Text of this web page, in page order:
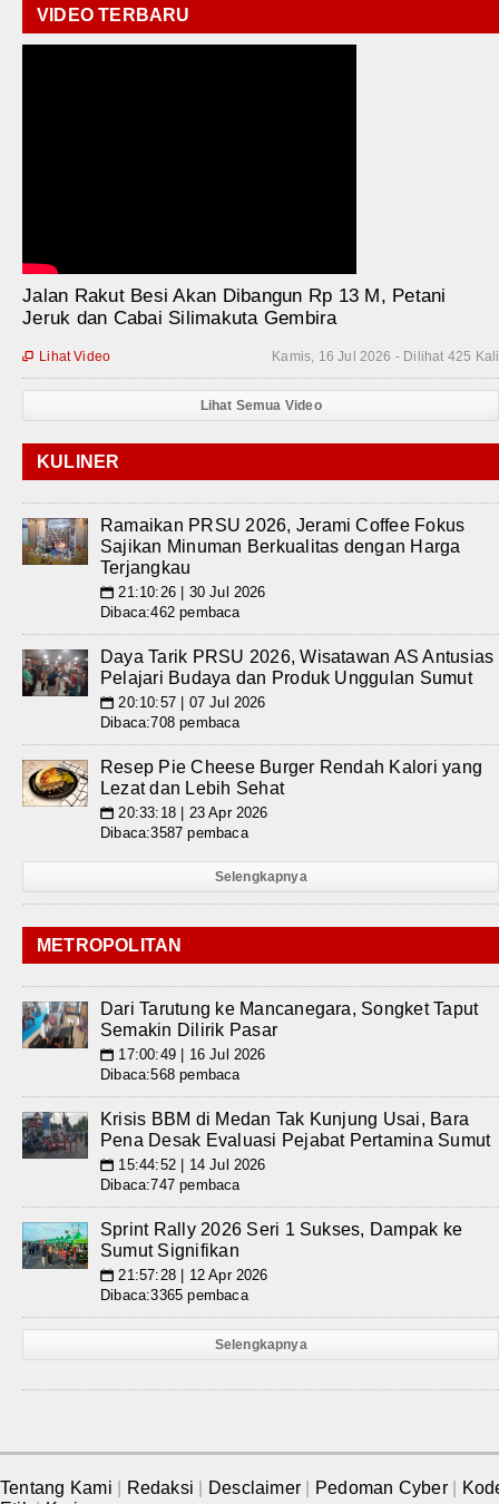
VIDEO TERBARU
Jalan Rakut Besi Akan Dibangun Rp 13 M, Petani
Jeruk dan Cabai Silimakuta Gembira
Kamis, 16 Jul 2026 - Dilihat 425 Kali
 Lihat Video
Lihat Semua Video
KULINER
Ramaikan PRSU 2026, Jerami Coffee Fokus
Sajikan Minuman Berkualitas dengan Harga
Terjangkau
📅 21:10:26 | 30 Jul 2026
Dibaca:462 pembaca
Daya Tarik PRSU 2026, Wisatawan AS Antusias
Pelajari Budaya dan Produk Unggulan Sumut
📅 20:10:57 | 07 Jul 2026
Dibaca:708 pembaca
Resep Pie Cheese Burger Rendah Kalori yang
Lezat dan Lebih Sehat
📅 20:33:18 | 23 Apr 2026
Dibaca:3587 pembaca
Selengkapnya
METROPOLITAN
Dari Tarutung ke Mancanegara, Songket Taput
Semakin Dilirik Pasar
📅 17:00:49 | 16 Jul 2026
Dibaca:568 pembaca
Krisis BBM di Medan Tak Kunjung Usai, Bara
Pena Desak Evaluasi Pejabat Pertamina Sumut
📅 15:44:52 | 14 Jul 2026
Dibaca:747 pembaca
Sprint Rally 2026 Seri 1 Sukses, Dampak ke
Sumut Signifikan
📅 21:57:28 | 12 Apr 2026
Dibaca:3365 pembaca
Selengkapnya
Tentang Kami Redaksi Desclaimer Pedoman Cyber